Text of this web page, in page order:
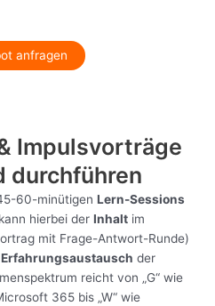
anfragen
Impulsvorträge
durchführen
60-minütigen Lern-Sessions
hierbei der Inhalt im
mit Frage-Antwort-Runde)
Erfahrungsaustausch der
reicht von „G“ wie
365 bis „W“ wie